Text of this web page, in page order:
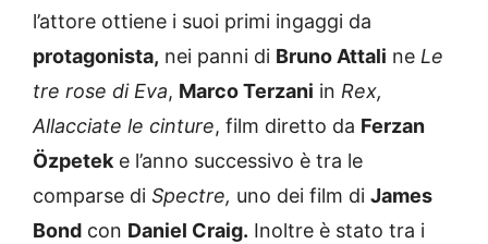
l’attore ottiene i suoi primi ingaggi da
protagonista, nei panni di Bruno Attali ne Le
tre rose di Eva, Marco Terzani in Rex,
Allacciate le cinture, film diretto da Ferzan
Özpeteke l’anno successivo è tra le
comparse di Spectre, uno dei film di James
Bond con Daniel Craig. Inoltre è stato tra i